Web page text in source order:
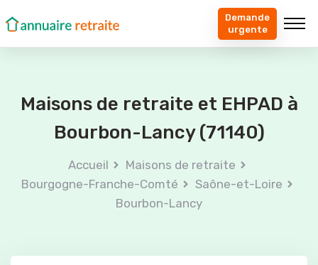
Demande
urgente
Maisons de retraite et EHPAD à
Bourbon-Lancy (71140)
Accueil
Maisons de retraite
Bourgogne-Franche-Comté
Saône-et-Loire
Bourbon-Lancy